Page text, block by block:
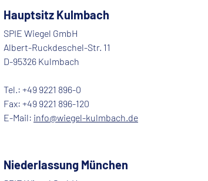
Hauptsitz Kulmbach
SPIE Wiegel GmbH
Albert-Ruckdeschel-Str. 11
D-95326 Kulmbach
Tel.: +49 9221 896-0
Fax: +49 9221 896-120
E-Mail: info@wiegel-kulmbach.de
Niederlassung München